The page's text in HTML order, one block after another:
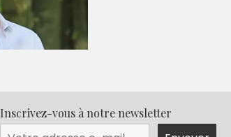
Inscrivez-vous à notre newsletter